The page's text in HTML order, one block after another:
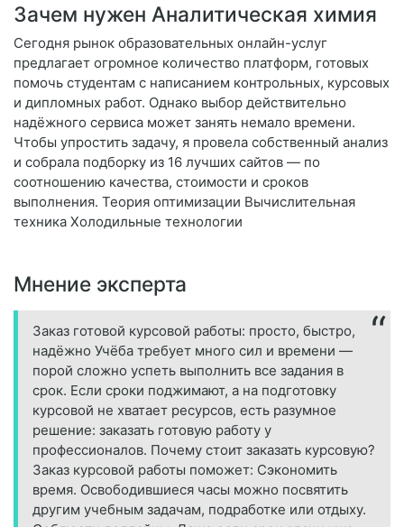
Зачем нужен Аналитическая химия
Сегодня рынок образовательных онлайн-услуг
предлагает огромное количество платформ, готовых
помочь студентам с написанием контрольных, курсовых
и дипломных работ. Однако выбор действительно
надёжного сервиса может занять немало времени.
Чтобы упростить задачу, я провела собственный анализ
и собрала подборку из 16 лучших сайтов — по
соотношению качества, стоимости и сроков
выполнения. Теория оптимизации Вычислительная
техника Холодильные технологии
Мнение эксперта
Заказ готовой курсовой работы: просто, быстро,
надёжно Учёба требует много сил и времени —
порой сложно успеть выполнить все задания в
срок. Если сроки поджимают, а на подготовку
курсовой не хватает ресурсов, есть разумное
решение: заказать готовую работу у
профессионалов. Почему стоит заказать курсовую?
Заказ курсовой работы поможет: Сэкономить
время. Освободившиеся часы можно посвятить
другим учебным задачам, подработке или отдыху.